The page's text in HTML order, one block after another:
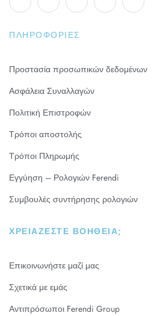
ΠΛΗΡΟΦΟΡΊΕΣ
Προστασία προσωπικών δεδομένων
Ασφάλεια Συναλλαγών
Πολιτική Επιστροφών
Τρόποι αποστολής
Τρόποι Πληρωμής
Εγγύηση – Ρολογιών Ferendi
Συμβουλές συντήρησης ρολογιών
ΧΡΕΙΆΖΕΣΤΕ ΒΟΉΘΕΙΑ;
Επικοινωνήστε μαζί μας
Σχετικά με εμάς
Αντιπρόσωποι Ferendi Group